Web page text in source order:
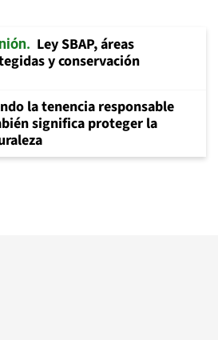
Ley SBAP, áreas
y conservación
la tenencia responsable
significa proteger la